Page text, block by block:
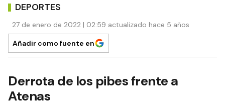
DEPORTES
27 de enero de 2022 | 02:59 actualizado hace 5 años
Añadir como fuente en
Derrota de los pibes frente a
Atenas